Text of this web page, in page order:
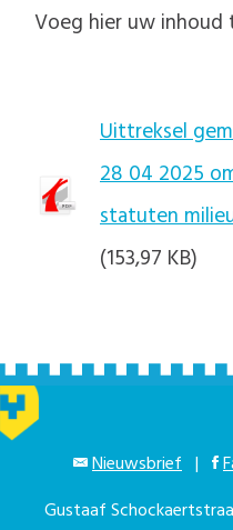
Voeg hier uw inhoud
Uittreksel
28 04 2025
statuten
(153,97 KB)
Nieuwsbrief |
Gustaaf